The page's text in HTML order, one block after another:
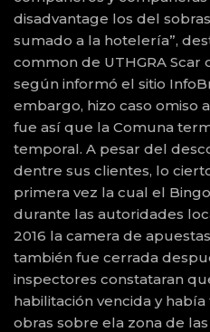
disadvantage los del
sumado a la hotelería”,
common de UTHGRA Scar
según informó el sitio
embargo, hizo caso omiso
fue así que la Comuna
temporal. A pesar del
dentre sus clientes, lo
primera vez la cual el
durante las autoridades
2016 la camera de
también fue cerrada
inspectores constataran
habilitación vencida y
obras sobre ela zona de